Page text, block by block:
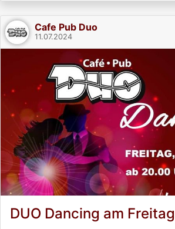
Cafe Pub Duo
11.07.2024
DUO Dancing am Freitag